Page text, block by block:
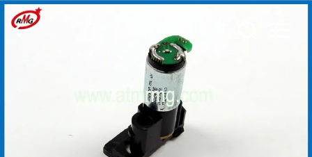
PRODUKTE
Guang
Science
And
Technology